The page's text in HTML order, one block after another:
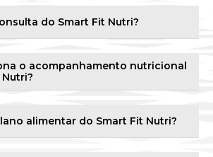
do Smart Fit Nutri?
o acompanhamento nutricional
alimentar do Smart Fit Nutri?